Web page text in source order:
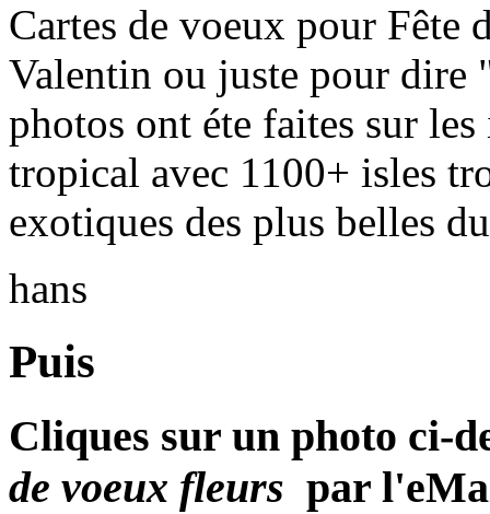
Cartes de voeux pour Fête
Valentin ou juste pour dire
photos ont éte faites sur
tropical avec 1100+ isles
exotiques des plus belles
hans
Puis
Cliques sur un photo ci-
de voeux fleurs par